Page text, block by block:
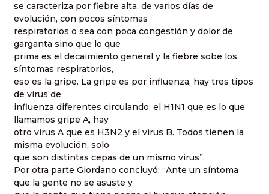
se caracteriza por fiebre alta, de varios días de
evolución, con pocos síntomas
respiratorios o sea con poca congestión y dolor de
garganta sino que lo que
prima es el decaimiento general y la fiebre sobe los
síntomas respiratorios,
eso es la gripe. La gripe es por influenza, hay tres tipos
de virus de
influenza diferentes circulando: el H1N1 que es lo que
llamamos gripe A, hay
otro virus A que es H3N2 y el virus B. Todos tienen la
misma evolución, solo
que son distintas cepas de un mismo virus”.
Por otra parte Giordano concluyó: “Ante un síntoma
que la gente no se asuste y